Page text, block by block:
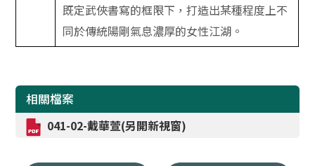
既定武俠書寫的框限下，打造出某種程度上不
同於傳統陽剛氣息濃厚的女性江湖。
相關檔案
041-02-戴華萱(另開新視窗)